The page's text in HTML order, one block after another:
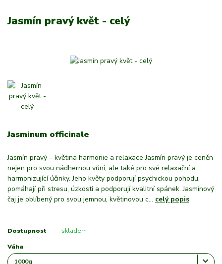
Jasmín pravý květ - celý
Jasminum officinale
Jasmín pravý – květina harmonie a relaxace Jasmín pravý je ceněn
nejen pro svou nádhernou vůni, ale také pro své relaxační a
harmonizující účinky. Jeho květy podporují psychickou pohodu,
pomáhají při stresu, úzkosti a podporují kvalitní spánek. Jasmínový
čaj je oblíbený pro svou jemnou, květinovou c... celý popis
Dostupnost skladem
Váha